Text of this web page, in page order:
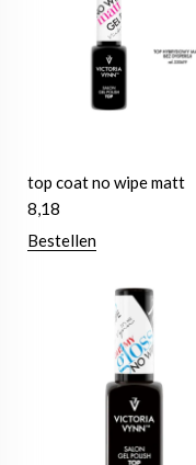
top coat no wipe matt
8,18
Bestellen